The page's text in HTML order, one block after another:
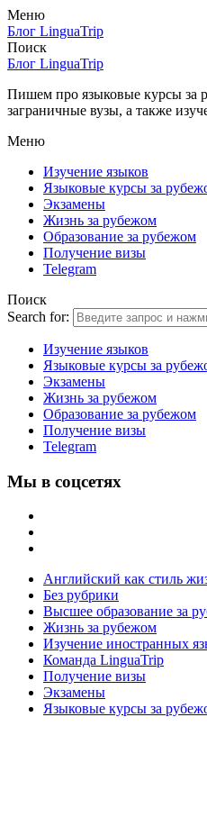
Меню
Блог LinguaTrip
Поиск
Блог LinguaTrip
Пишем про языковые курсы за
заграничные вузы, а также
Меню
Изучение языков
Языковые курсы за
Экзамены
Жизнь за рубежом
Образование за рубежом
Получение визы
Telegram
Поиск
Search for:
Изучение языков
Языковые курсы за
Экзамены
Жизнь за рубежом
Образование за рубежом
Получение визы
Telegram
Мы в соцсетях
Английский как стиль
Без рубрики
Высшее образование за
Жизнь за рубежом
Изучение иностранных
Команда LinguaTrip
Получение визы
Экзамены
Языковые курсы за